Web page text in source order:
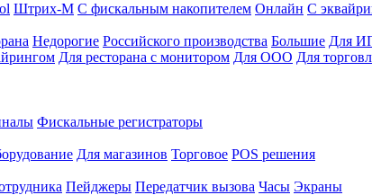
Штрих-М С фискальным накопителем Онлайн С
Недорогие Российского производства Большие Для
Для ресторана с монитором Для ООО Для
Фискальные регистраторы
Для магазинов Торговое POS решения
Пейджеры Передатчик вызова Часы Экраны